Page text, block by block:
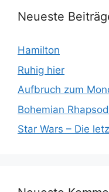
Neueste
Hamilton
Ruhig hier
Aufbruch zum
Bohemian
Star Wars – Die